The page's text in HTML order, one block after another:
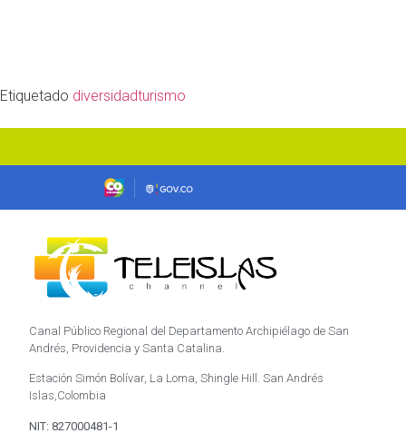
Etiquetado diversidadturismo
Canal Público Regional del Departamento Archipiélago de San
Andrés, Providencia y Santa Catalina.
Estación Simón Bolívar, La Loma, Shingle Hill. San Andrés
Islas,Colombia
NIT: 827000481-1